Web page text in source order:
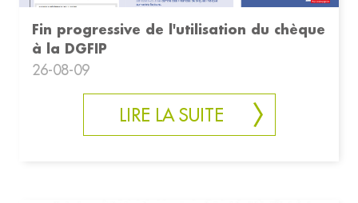
Fin progressive de l'utilisation du chèque
à la DGFIP
26-08-09
LIRE LA SUITE